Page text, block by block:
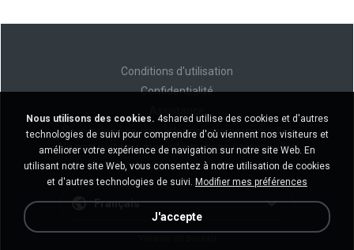
Conditions d'utilisation
Confidentialité
Ne vendez pas mes informations personnelles
Ne pas partager mes informations personnelles
Français
Nous utilisons des cookies. 4shared utilise des cookies et d'autres
technologies de suivi pour comprendre d'où viennent nos visiteurs et
améliorer votre expérience de navigation sur notre site Web. En
utilisant notre site Web, vous consentez à notre utilisation de cookies
et d'autres technologies de suivi. Modifier mes préférences
J'accepte